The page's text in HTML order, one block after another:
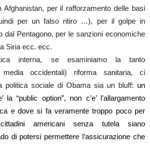
Afghanistan, per il rafforzamento delle basi
per un falso ritiro …), per il golpe in
dal Pentagono, per le sanzioni economiche
Siria ecc. ecc.
interna, se esaminiamo la tanto
occidentali) riforma sanitaria, ci
politica sociale di Obama sia un bluff: un
“public option”, non c’e’ l’allargamento
e dove si fa veramente troppo poco per
americani senza tutela siano
di potersi permettere l’assicurazione che